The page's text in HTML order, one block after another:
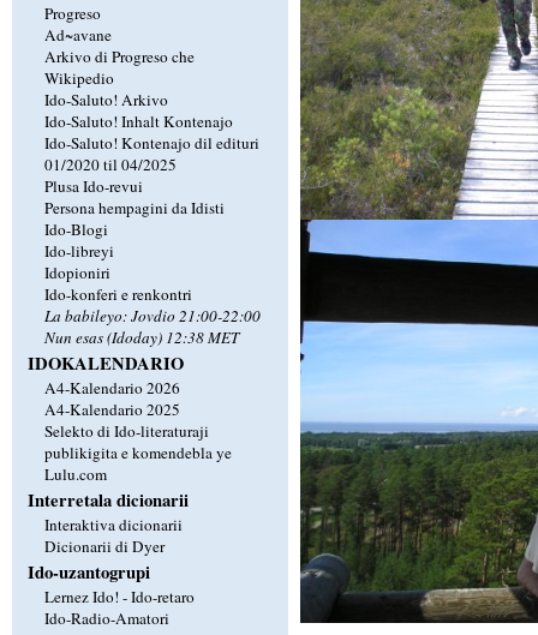
Progreso
Ad~avane
Arkivo di Progreso che
Wikipedio
Ido-Saluto! Arkivo
Ido-Saluto! Inhalt Kontenajo
Ido-Saluto! Kontenajo dil edituri
01/2020 til 04/2025
Plusa Ido-revui
Persona hempagini da Idisti
Ido-Blogi
Ido-libreyi
Idopioniri
Ido-konferi e renkontri
La babileyo: Jovdio 21:00-22:00
Nun esas (Idoday) 12:38 MET
IDOKALENDARIO
A4-Kalendario 2026
A4-Kalendario 2025
Selekto di Ido-literaturaji
publikigita e komendebla ye
Lulu.com
Interretala dicionarii
Interaktiva dicionarii
Dicionarii di Dyer
Ido-uzantogrupi
Lernez Ido! - Ido-retaro
Ido-Radio-Amatori